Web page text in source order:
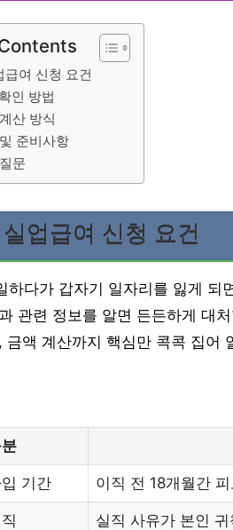
급여 신청 요건
인 방법
산 방식
준비사항
문
업급여 신청 요건
하다가 갑자기 일자리를 잃게 되
관련 정보를 알면 든든하게 대
금액 계산까지 핵심만 콕콕 집어
기간 이직 전 18개월간
실직 사유가 본인